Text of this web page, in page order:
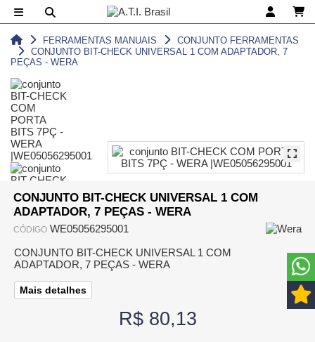
FERRAMENTAS MANUAIS
CONJUNTO FERRAMENTAS
CONJUNTO BIT-CHECK UNIVERSAL 1 COM ADAPTADOR, 7
PEÇAS - WERA
CONJUNTO BIT-CHECK UNIVERSAL 1 COM
ADAPTADOR, 7 PEÇAS - WERA
CÓDIGO WE05056295001
CONJUNTO BIT-CHECK UNIVERSAL 1 COM
ADAPTADOR, 7 PEÇAS - WERA
Mais detalhes
R$ 80,13